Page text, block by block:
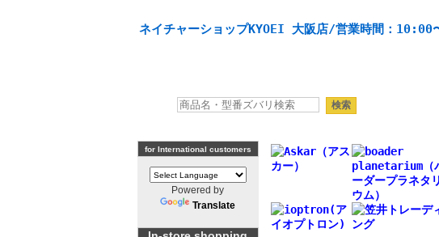
ネイチャーショップKYOEI 大阪店/営業時間：10:00
for International customers
Powered by
Translate